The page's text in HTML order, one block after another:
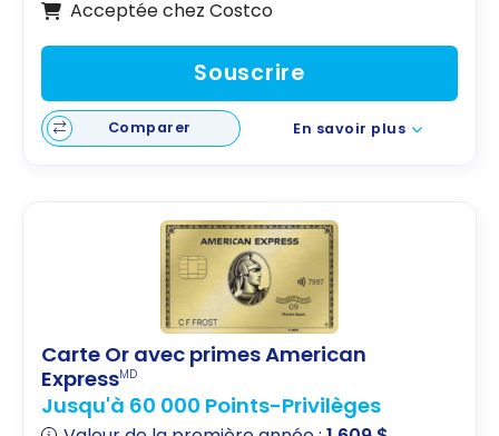
Acceptée chez Costco
Souscrire
Comparer En savoir plus
Carte Or avec primes American
ExpressMD
Jusqu'à 60 000 Points-Privilèges